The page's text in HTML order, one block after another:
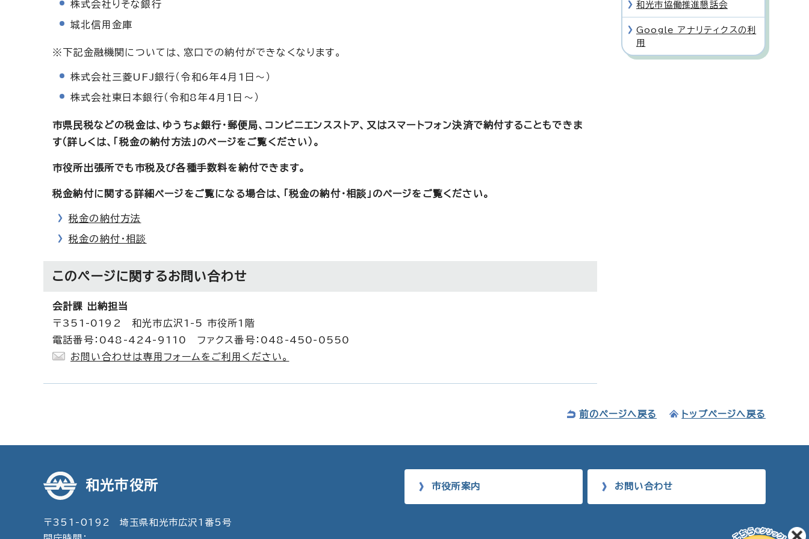
株式会社りそな銀行
城北信用金庫
※下記金融機関については、窓口での納付ができなくなります。
株式会社三菱UFJ銀行（令和6年4月1日～）
株式会社東日本銀行（令和8年4月1日～）
市県民税などの税金は、ゆうちょ銀行・郵便局、コンビニエンスストア、又はスマートフォン決済で納付することもできま
す（詳しくは、「税金の納付方法」のページをご覧ください）。
市役所出張所でも市税及び各種手数料を納付できます。
税金納付に関する詳細ページをご覧になる場合は、「税金の納付・相談」のページをご覧ください。
税金の納付方法
税金の納付・相談
このページに関するお問い合わせ
会計課 出納担当
〒351-0192 和光市広沢1-5 市役所1階
電話番号：048-424-9110 ファクス番号：048-450-0550
お問い合わせは専用フォームをご利用ください。
和光市協働推進懇話会
Google アナリティクスの利
用
前のページへ戻る トップページへ戻る
和光市役所
〒351-0192 埼玉県和光市広沢1番5号
市役所案内 お問い合わせ